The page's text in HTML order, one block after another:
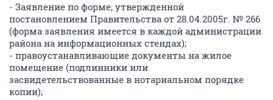
- Заявление по форме, утвержденной
постановлением Правительства от 28.04.2005г. № 266
(форма заявления имеется в каждой администрации
района на информационных стендах);
- правоустанавливающие документы на жилое
помещение (подлинники или
засвидетельствованные в нотариальном порядке
копии);